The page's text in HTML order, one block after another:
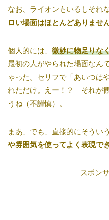
なお、ライオンもいるしそれ
ロい場面はほとんどありませ
個人的には、 微妙に物足りな
最初の人がやられた場面なん
ゃった。セリフで「あいつは
れただけ。えー！？ それが
うね（不謹慎）。
まあ、でも、直接的にそうい
や雰囲気を使ってよく表現で
スポン